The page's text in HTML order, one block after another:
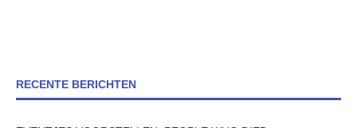
RECENTE BERICHTEN